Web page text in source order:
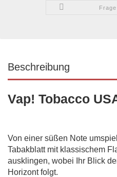
Beschreibung
Vap! Tobacco
Von einer süßen Note
Tabakblatt mit klassischem
ausklingen, wobei Ihr Blick
Horizont folgt.